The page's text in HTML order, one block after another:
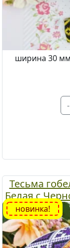
ширина 30
-
Тесьма
Белая с
новинка!